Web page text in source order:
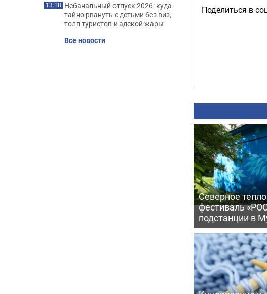
Поделиться в
Северное
фестиваль
подстанции в
13:18 Небанальный отпуск 2026: куда
тайно рвануть с детьми без виз,
толп туристов и адской жары
Все новости